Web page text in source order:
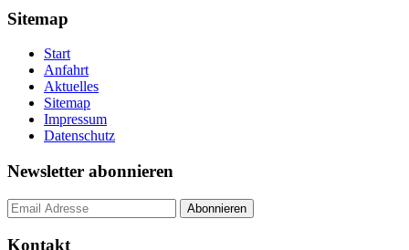
Sitemap
Start
Anfahrt
Aktuelles
Sitemap
Impressum
Datenschutz
Newsletter abonnieren
Kontakt